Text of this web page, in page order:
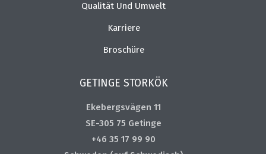
Qualität Und Umwelt
Karriere
Broschüre
GETINGE STORKÖK
Ekebergsvägen 11
SE-305 75 Getinge
+46 35 17 99 90